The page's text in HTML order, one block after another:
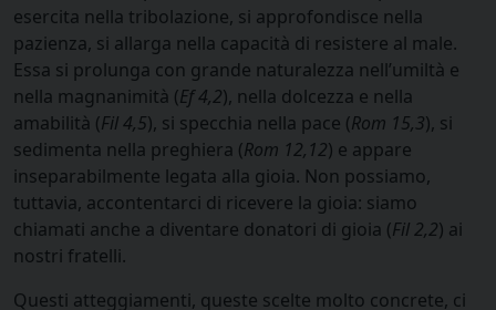
esercita nella tribolazione, si approfondisce nella
pazienza, si allarga nella capacità di resistere al male.
Essa si prolunga con grande naturalezza nell’umiltà e
nella magnanimità (Ef 4,2), nella dolcezza e nella
amabilità (Fil 4,5), si specchia nella pace (Rom 15,3), si
sedimenta nella preghiera (Rom 12,12) e appare
inseparabilmente legata alla gioia. Non possiamo,
tuttavia, accontentarci di ricevere la gioia: siamo
chiamati anche a diventare donatori di gioia (Fil 2,2) ai
nostri fratelli.
Questi atteggiamenti, queste scelte molto concrete, ci